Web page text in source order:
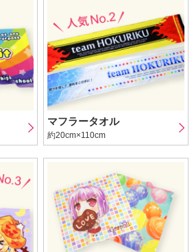
マフラータオル
約20cm×110cm